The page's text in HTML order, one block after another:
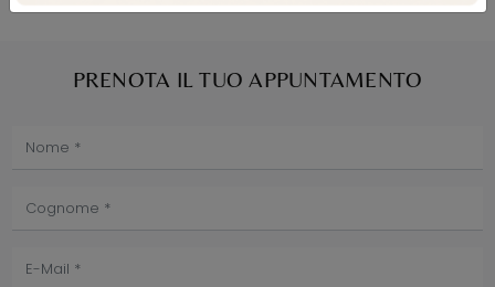
PRENOTA IL TUO APPUNTAMENTO